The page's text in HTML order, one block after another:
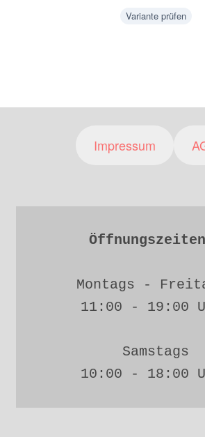
Variante prüfen
Impressum
Montags -
11:00 - 19:00
Samstags
10:00 - 18:00